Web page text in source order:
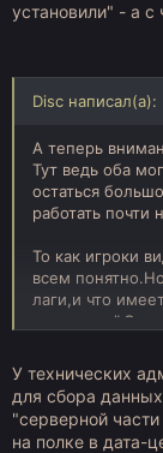
установили" - а с
Disc написал(а):
А теперь
Тут ведь оба
остаться
работать почти
То как игроки
всем
лаги,и что
У технических
для сбора
"серверной
на полке в дата-